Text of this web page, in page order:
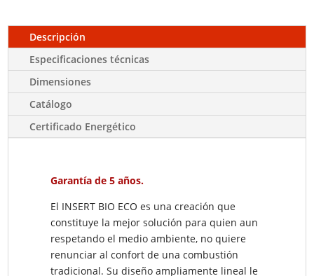
Descripción
Especificaciones técnicas
Dimensiones
Catálogo
Certificado Energético
Garantía de 5 años.
El INSERT BIO ECO es una creación que
constituye la mejor solución para quien aun
respetando el medio ambiente, no quiere
renunciar al confort de una combustión
tradicional. Su diseñoampliamente lineal le